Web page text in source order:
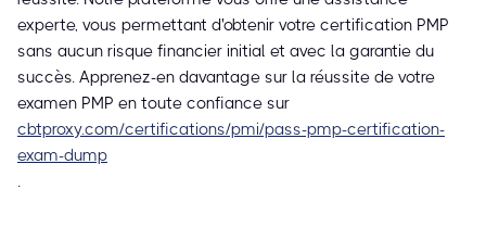
experte, vous permettant d'obtenir votre certification PMP
sans aucun risque financier initial et avec la garantie du
succès. Apprenez-en davantage sur la réussite de votre
examen PMP en toute confiance sur
cbtproxy.com/certifications/pmi/pass-pmp-certification-
exam-dump
.